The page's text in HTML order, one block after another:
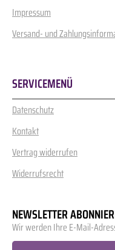
Impressum
Versand- und
SERVICEMENÜ
Datenschutz
Kontakt
Vertrag widerrufen
Widerrufsrecht
NEWSLETTER
Wir werden Ihre E-Mail-